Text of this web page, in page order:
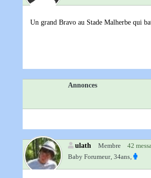
Un grand Bravo au Stade Malherbe qui
Annonces
ulath Membre
42
Baby Forumeur‚ 34ans‚